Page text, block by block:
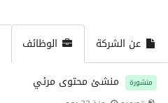
عن الشركة الوظائف
منشورة منشئ محتوى مرئي